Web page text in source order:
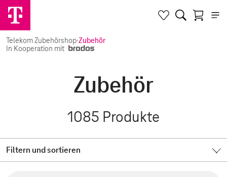
Telekom Zubehörshop·Zubehör
In Kooperation mit
Zubehör
1085 Produkte
Filtern und sortieren